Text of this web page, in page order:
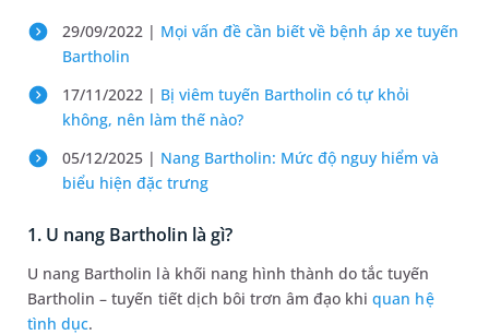
29/09/2022 | Mọi vấn đề cần biết về bệnh áp xe tuyến
Bartholin
17/11/2022 | Bị viêm tuyến Bartholin có tự khỏi
không, nên làm thế nào?
05/12/2025 | Nang Bartholin: Mức độ nguy hiểm và
biểu hiện đặc trưng
1. U nang Bartholin là gì?
U nang Bartholin là khối nang hình thành do tắc tuyến
Bartholin – tuyến tiết dịch bôi trơn âm đạo khiquan hệ
tình dục.